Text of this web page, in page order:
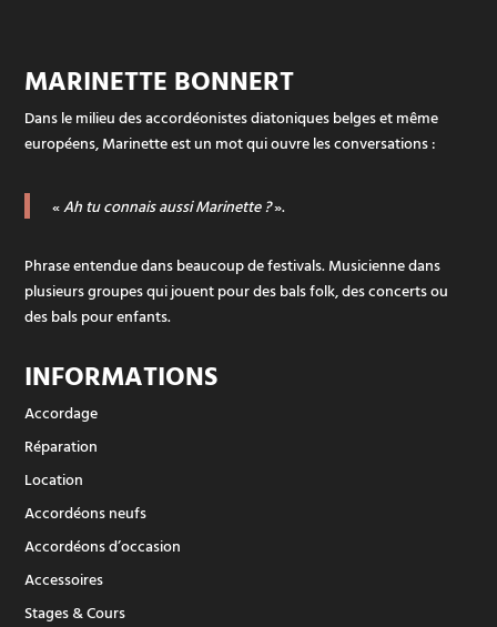
MARINETTE BONNERT
Dans le milieu des accordéonistes diatoniques belges et même
européens, Marinette est un mot qui ouvre les conversations :
«Ah tu connais aussi Marinette ?».
Phrase entendue dans beaucoup de festivals. Musicienne dans
plusieurs groupes qui jouent pour des bals folk, des concerts ou
des bals pour enfants.
INFORMATIONS
Accordage
Réparation
Location
Accordéons neufs
Accordéons d’occasion
Accessoires
Stages & Cours